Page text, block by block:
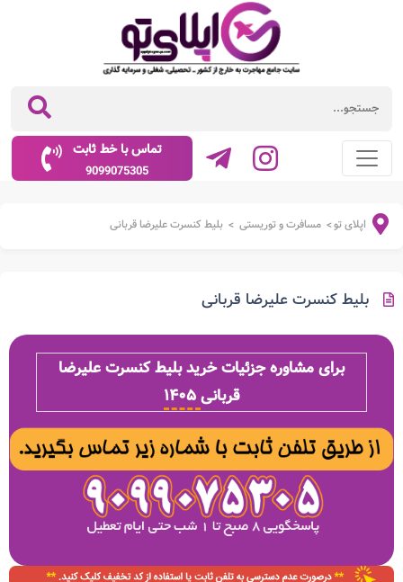
تماس با خط ثابت
9099075305
اپلای تو> مسافرت و توریستی > بلیط کنسرت علیرضا قربانی
بلیط کنسرت علیرضا قربانی
برای مشاوره جزئیات خرید بلیط کنسرت علیرضا
قربانی ۱۴۰۵​